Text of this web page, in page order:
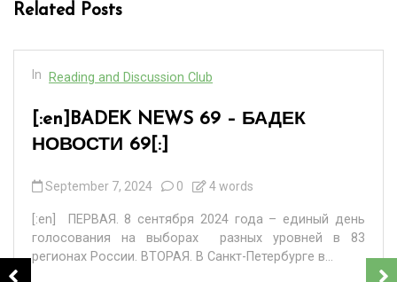
Related Posts
In Reading and Discussion Club
[:en]BADEK NEWS 69 – БАДЕК
НОВОСТИ 69[:]
September 7, 2024 0 4 words
[:en] ПЕРВАЯ. 8 сентября 2024 года – единый день
голосования на выборах разных уровней в 83
регионах России. ВТОРАЯ. В Санкт-Петербурге в...